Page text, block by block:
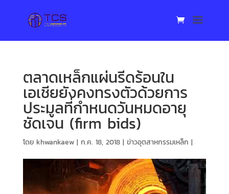
ตลาดเหล็กแผ่นรีดร้อนใน
เอเชียยังคงทรงตัวด้วยการ
ประมูลที่กำหนดวันหมดอายุ
ชัดเจน (firm bids)
โดย khwankaew| ก.ค. 18, 2018| ข่าวอุตสาหกรรมเหล็ก |